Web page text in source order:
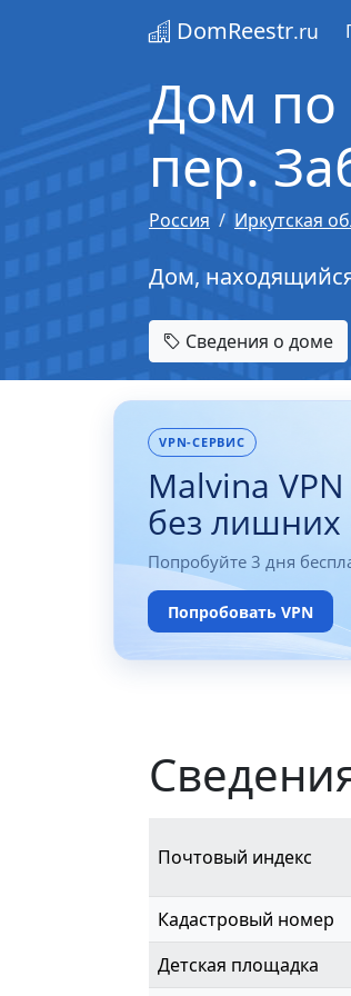
DomReestr.ru
Дом по
пер.
Россия Иркутская
Дом,
Сведения о доме
VPN-СЕРВИС
Malvina
без лишних
Попробуйте 3 дня
Попробовать VPN
Почтовый индекс
Кадастровый номер
Детская площадка